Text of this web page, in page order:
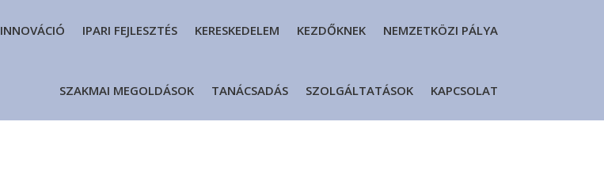
INNOVÁCIÓ IPARI FEJLESZTÉS KERESKEDELEM KEZDŐKNEK NEMZETKÖZI PÁLYA
SZAKMAI MEGOLDÁSOK TANÁCSADÁS SZOLGÁLTATÁSOK KAPCSOLAT